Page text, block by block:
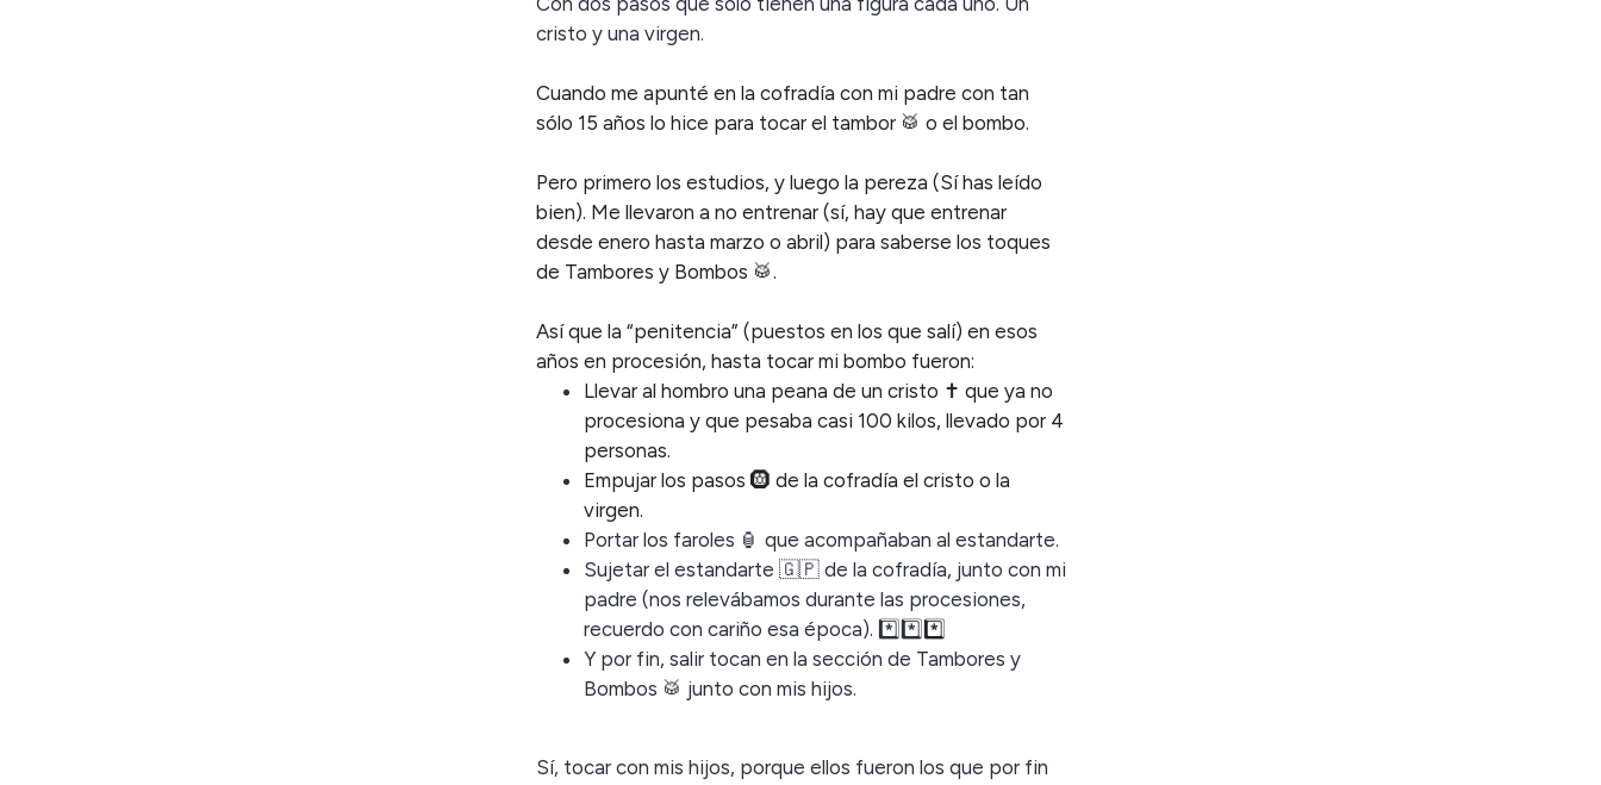
cristo y una virgen.
Cuando me apunté en la cofradía con mi padre con tan
sólo 15 años lo hice para tocar el tambor 🥁 o el bombo.
Pero primero los estudios, y luego la pereza (Sí has leído
bien). Me llevaron a no entrenar (sí, hay que entrenar
desde enero hasta marzo o abril) para saberse los toques
de Tambores y Bombos 🥁.
Así que la “penitencia” (puestos en los que salí) en esos
años en procesión, hasta tocar mi bombo fueron:
Llevar al hombro una peana de un cristo ✝️ que ya no
procesiona y que pesaba casi 100 kilos, llevado por 4
personas.
Empujar los pasos 🛞 de la cofradía el cristo o la
virgen.
Portar los faroles 🏮 que acompañaban al estandarte.
Sujetar el estandarte 🇬🇵 de la cofradía, junto con mi
padre (nos relevábamos durante las procesiones,
recuerdo con cariño esa época). *️⃣*️⃣*️⃣
Y por fin, salir tocan en la sección de Tambores y
Bombos 🥁 junto con mis hijos.
Sí, tocar con mis hijos, porque ellos fueron los que por fin